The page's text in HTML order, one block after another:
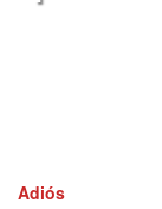
Adiós